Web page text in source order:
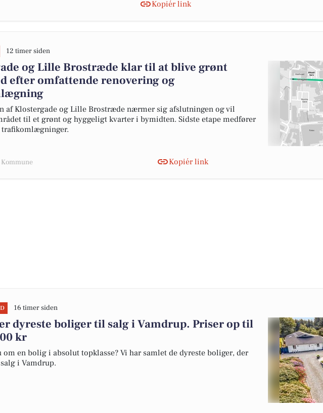
Kopiér link
12 timer siden
og Lille Brostræde klar til at blive grønt
efter omfattende renovering og
af Klostergade og Lille Brostræde nærmer sig afslutningen og vil
til et grønt og hyggeligt kvarter i bymidten. Sidste etape medfører
Kopiér link
16 timer siden
dyreste boliger til salg i Vamdrup. Priser op til
kr
om en bolig i absolut topklasse? Vi har samlet de dyreste boliger, der
i Vamdrup.